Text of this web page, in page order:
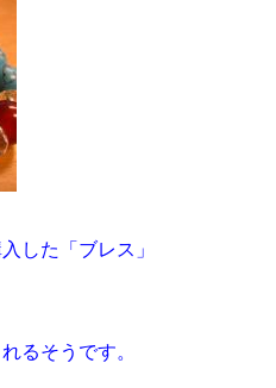
した「ブレス」
るそうです。